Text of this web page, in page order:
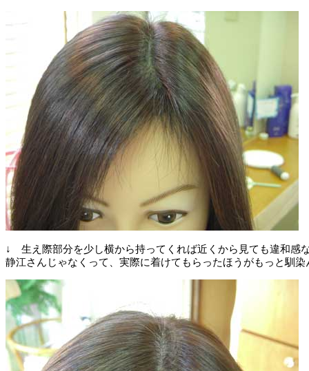
↓ 生え際部分を少し横から持ってくれば近くから見ても違和感
静江さんじゃなくって、実際に着けてもらったほうがもっと馴